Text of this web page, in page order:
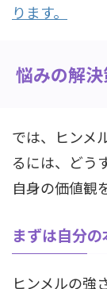
ります。
悩みの解
では、ヒンメ
るには、どう
自身の価値観
まずは自分
ヒンメルの強